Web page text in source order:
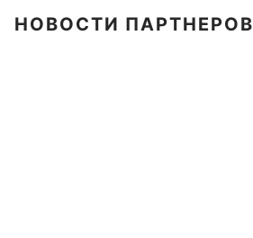
НОВОСТИ ПАРТНЕРОВ